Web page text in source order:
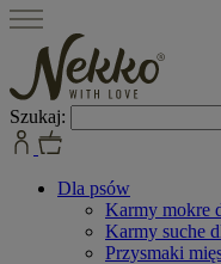
Szukaj:
Dla psów
Karmy mokre
Karmy suche
Przysmaki